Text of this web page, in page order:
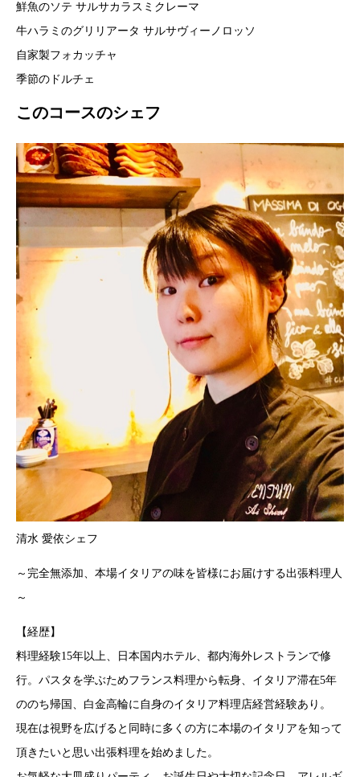
鮮魚のソテ サルサカラスミクレーマ
牛ハラミのグリリアータ サルサヴィーノロッソ
自家製フォカッチャ
季節のドルチェ
このコースのシェフ
清水 愛依シェフ
～完全無添加、本場イタリアの味を皆様にお届けする出張料理人
～
【経歴】
料理経験15年以上、日本国内ホテル、都内海外レストランで修
行。パスタを学ぶためフランス料理から転身、イタリア滞在5年
ののち帰国、白金高輪に自身のイタリア料理店経営経験あり。
現在は視野を広げると同時に多くの方に本場のイタリアを知って
頂きたいと思い出張料理を始めました。